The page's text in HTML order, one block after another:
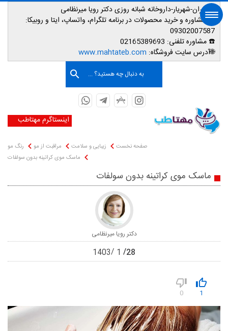
📌تهران-شهریار-داروخانه شبانه روزی دکتر رویا میرنظامی
📱مشاوره و خرید محصولات در برنامه تلگرام، واتساپ، ایتا و روبیکا:
09302007587
☎️ مشاوره تلفنی:
🌐آدرس سایت فروشگاه: www.mahtateb.com
به دنبال چه هستید؟ ...
اینستاگرم مهتاطب
صفحه نخست زیبایی و سلامت مراقبت از مو
رنگ مو
ماسک موی کراتینه بدون سولفات
ماسک موی کراتینه بدون سولفات
دکتر رویا میرنظامی
28
1
1403
1
0